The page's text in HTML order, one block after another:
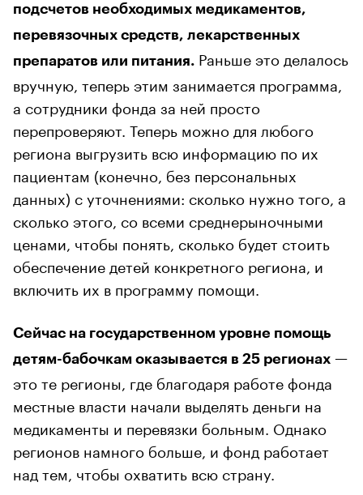
подсчетов необходимых медикаментов,
перевязочных средств, лекарственных
препаратов или питания. Раньше это делалось
вручную, теперь этим занимается программа,
а сотрудники фонда за ней просто
перепроверяют. Теперь можно для любого
региона выгрузить всю информацию по их
пациентам (конечно, без персональных
данных) с уточнениями: сколько нужно того, а
сколько этого, со всеми среднерыночными
ценами, чтобы понять, сколько будет стоить
обеспечение детей конкретного региона, и
включить их в программу помощи.
Сейчас на государственном уровне помощь
детям-бабочкам оказывается в 25 регионах —
это те регионы, где благодаря работе фонда
местные власти начали выделять деньги на
медикаменты и перевязки больным. Однако
регионов намного больше, и фонд работает
над тем, чтобы охватить всю страну.